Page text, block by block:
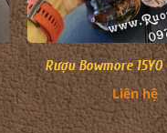
Rượu Bowmore
Liên hệ